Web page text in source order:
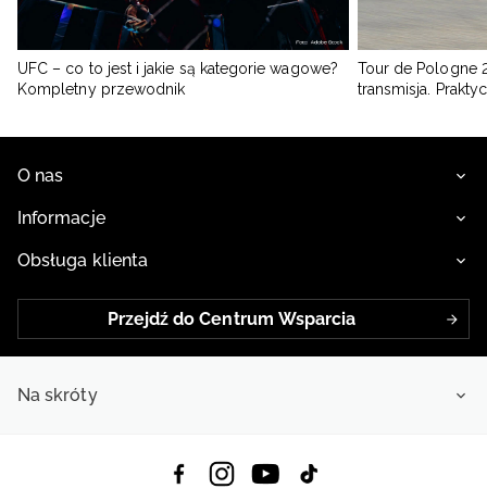
UFC – co to jest i jakie są kategorie wagowe?
Kompletny przewodnik
Tour de Pologne
transmisja.
O nas
Informacje
Obsługa klienta
Przejdź do Centrum Wsparcia
Na skróty